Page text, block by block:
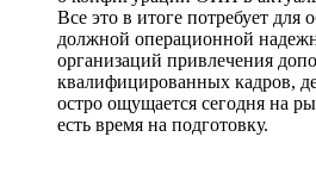
Все это в итоге потребует для
должной операционной
организаций привлечения
квалифицированных кадров,
остро ощущается сегодня на
есть время на подготовку.